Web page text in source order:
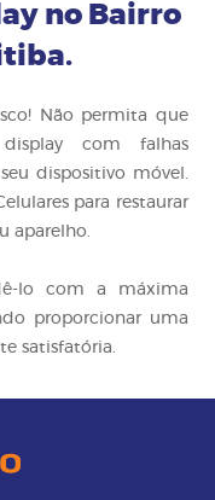
no Bairro
Não permita que
com falhas
dispositivo móvel.
para restaurar
aparelho.
lo com a máxima
proporcionar uma
satisfatória.